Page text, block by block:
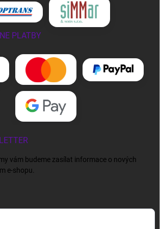
PLATBY
vám budeme zasílat informace o nových
e-shopu.